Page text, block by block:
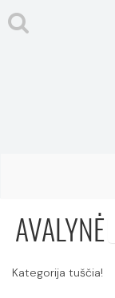
AVALYNĖ
Kategorija tuščia!